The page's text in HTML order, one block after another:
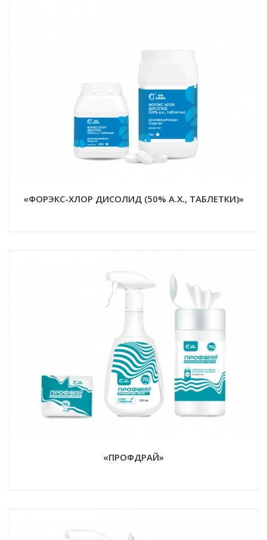
«ФОРЭКС-ХЛОР ДИСОЛИД (50% А.Х., ТАБЛЕТКИ)»
«ПРОФДРАЙ»